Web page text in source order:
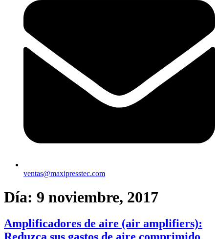
ventas@maxipresstec.com
Día: 9 noviembre, 2017
Amplificadores de aire (air amplifiers):